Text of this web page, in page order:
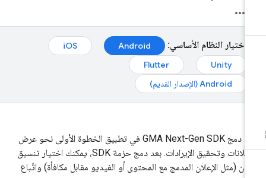
اختيار النظام الأساسي: Android
iOS
Unity
Flutter
Android (الإصدار القديم)
دمجGMA Next-Gen SDKفي تطبيق الخطوة الأولى نحو عرض
الإعلانات وتحقيق الإيرادات. بعد دمج حزمة SDK، يمكنك اختيار تنسيق
(مثل الإعلان المدمج مع المحتوى أو الفيديو مقابل مكافأة) واتّباع